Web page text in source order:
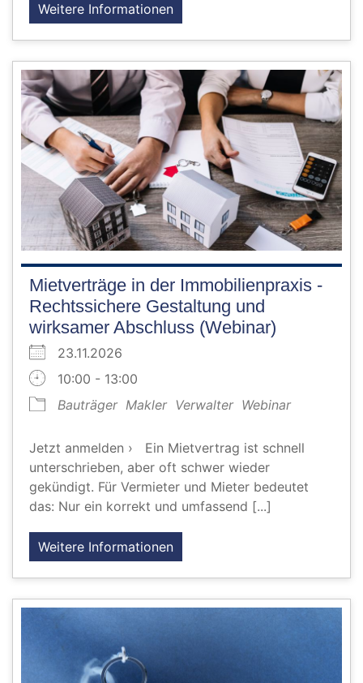
Weitere Informationen
Mietverträge in der Immobilienpraxis -
Rechtssichere Gestaltung und
wirksamer Abschluss (Webinar)
23.11.2026
10:00 - 13:00
Bauträger Makler Verwalter Webinar
Jetzt anmelden › Ein Mietvertrag ist schnell
unterschrieben, aber oft schwer wieder
gekündigt. Für Vermieter und Mieter bedeutet
das: Nur ein korrekt und umfassend [...]
Weitere Informationen